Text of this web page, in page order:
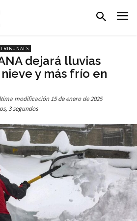
TRIBUNALS
dejará lluvias
y más frío en
modificación 15 de enero de 2025
3 segundos